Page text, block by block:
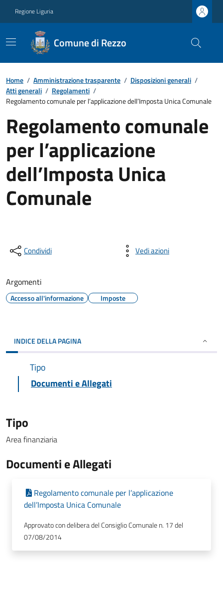
Regione Liguria
Comune di Rezzo
Home / Amministrazione trasparente / Disposizioni generali /
Atti generali / Regolamenti /
Regolamento comunale per l’applicazione dell’Imposta Unica Comunale
Regolamento comunale
per l’applicazione
dell’Imposta Unica
Comunale
Condividi Vedi azioni
Argomenti
Accesso all'informazione Imposte
INDICE DELLA PAGINA
Tipo
Documenti e Allegati
Tipo
Area finanziaria
Documenti e Allegati
Regolamento comunale per l’applicazione
dell’Imposta Unica Comunale
Approvato con delibera del Consiglio Comunale n. 17 del
07/08/2014